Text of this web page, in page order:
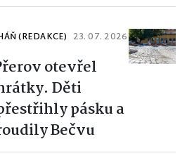
(REDAKCE) 23. 07. 2026
otevřel
Děti
pásku a
Bečvu